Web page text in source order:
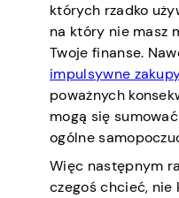
których rzadko
na który nie masz
Twoje finanse.
impulsywne
poważnych
mogą się
ogólne
Więc następnym
czegoś chcieć, nie